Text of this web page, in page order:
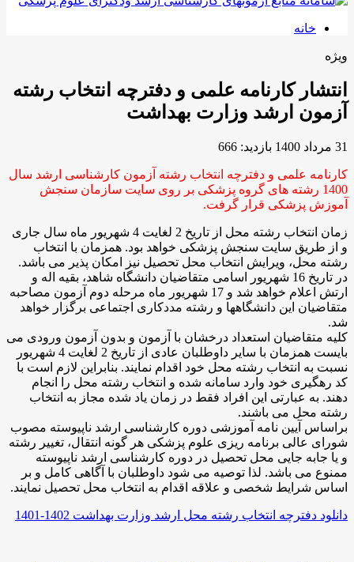
خانه
ویژه
انتشار کارنامه علمی و دفترچه انتخاب رشته
آزمون ارشد وزارت بهداشت
31 مرداد 1400 بازدید: 666
کارنامه علمی و دفترچه انتخاب رشته آزمون کارشناسی ارشد سال
1400 رشته های گروه پزشکی بر روی سایت سازمان سنجش
آموزش پزشکی قرار گرفت.
زمان انتخاب رشته محل از تاریخ 2 لغایت 4 شهریور ماه سال جاری
و از طریق سایت سنجش پزشکی خواهد بود. همزمان با انتخاب
رشته محل، ویرایش انتخاب محل تحصیل نیز امکان پذیر می باشد.
در تاریخ 16 شهریور اسامی متقاضیان دانشگاه شاهد، بقیه اله و
ارتش اعلام خواهد شد و 17 شهریور ماه مرحله دوم آزمون مصاحبه
متقاضیان این دانشگاهها و رشته مددکاری اجتماعی برگزار خواهد
شد.
کلیه متقاضیان استعداد درخشان با آزمون و بدون آزمون ورودی می
بایست همزمان با سایر داوطلبان عادی از تاریخ 2 لغایت 4 شهریور
نسبت به انتخاب رشته محل خود اقدام نمایند. بنابراین لازم است با
کد رهگیری خود وارد سامانه شده و انتخاب رشته محل را انجام
دهند. به عبارتی این افراد فقط در زمان یاد شده مجاز به انتخاب
رشته محل می باشند.
براساس آیین نامه آموزشی دوره کارشناسی ارشد ناپیوسته مصوب
شورای عالی برنامه ریزی علوم پزشکی هر گونه انتقال، تغییر رشته
و یا جابه جایی محل تحصیل در دوره کارشناسی ارشد ناپیوسته
ممنوع می باشد. لذا توصیه می شود داوطلبان با آگاهی کامل و بر
اساس شرایط شخصی و علاقه اقدام به انتخاب محل تحصیل نمایند.
دانلود دفترچه انتخاب رشته محل ارشد وزارت بهداشت 1402-1401